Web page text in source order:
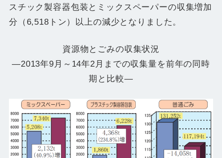
スチック製容器包装とミックスペーパーの収集増加
分（6,518トン）以上の減少となりました。
資源物とごみの収集状況
―2013年9月～14年2月までの収集量を前年の同時
期と比較―